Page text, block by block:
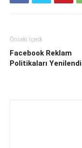
Önceki İçerik
Facebook Reklam
Politikaları Yenilendi